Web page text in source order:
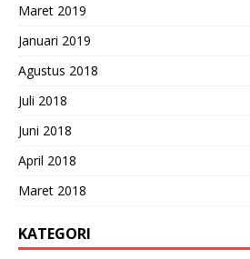
Maret 2019
Januari 2019
Agustus 2018
Juli 2018
Juni 2018
April 2018
Maret 2018
KATEGORI